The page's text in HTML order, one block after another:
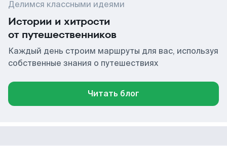
Делимся классными идеями
Истории и хитрости
от путешественников
Каждый день строим маршруты для вас, используя
собственные знания о путешествиях
Читать блог